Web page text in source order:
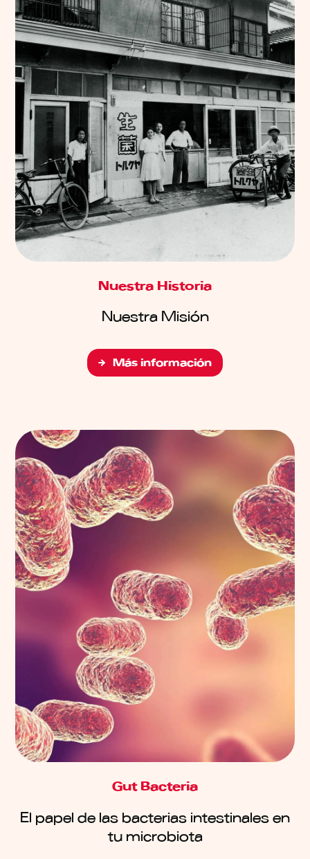
Nuestra Historia
Nuestra Misión
Más información
Gut Bacteria
El papel de las bacterias intestinales en
tu microbiota